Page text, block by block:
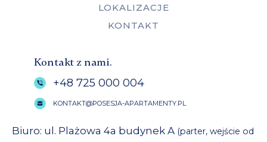
LOKALIZACJE
KONTAKT
Kontakt z nami.
+48 725 000 004
KONTAKT@POSESJA-APARTAMENTY.PL
Biuro: ul. Plażowa 4a budynek A (parter, wejście od